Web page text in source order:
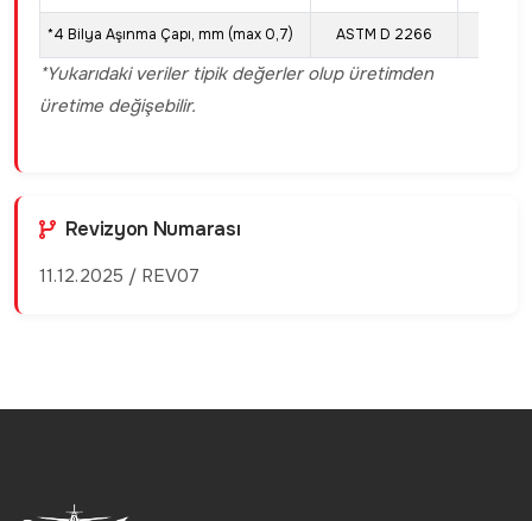
*4 Bilya Aşınma Çapı, mm (max 0,7) ASTM D 2266
*Yukarıdaki veriler tipik değerler olup üretimden
üretime değişebilir.
Revizyon Numarası
11.12.2025 / REV07